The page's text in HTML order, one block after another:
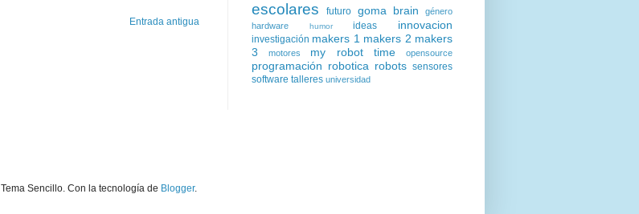
Entrada antigua
escolares
futuro goma brain
género
hardware
humor ideas innovacion
investigación makers 1 makers 2 makers
3
motores my robot time opensource
programación robotica robots sensores
software talleres universidad
Tema Sencillo. Con la tecnología de Blogger.